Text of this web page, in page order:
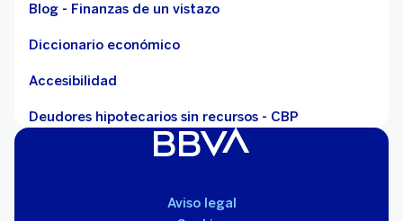
Blog - Finanzas de un vistazo
Diccionario económico
Accesibilidad
Deudores hipotecarios sin recursos - CBP
Aviso legal